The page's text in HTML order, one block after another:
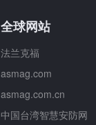
全球网站
法兰克福
asmag.com
asmag.com.cn
中国台湾智慧安防网